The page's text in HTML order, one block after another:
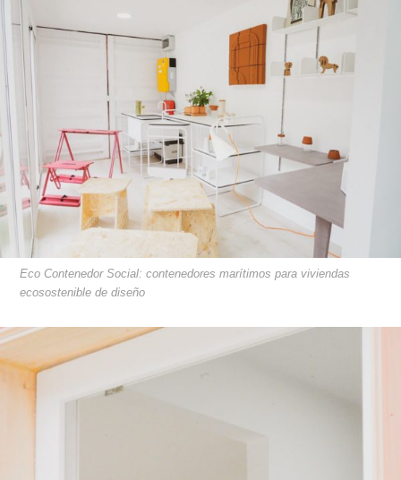
Eco Contenedor Social: contenedores marítimos para viviendas
ecosostenible de diseño